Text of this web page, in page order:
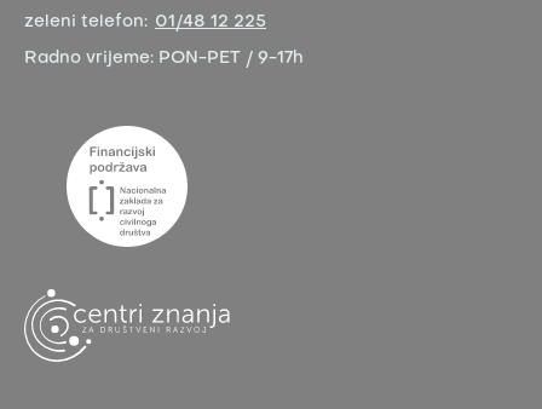
zeleni telefon: 01/48 12 225
Radno vrijeme: PON-PET / 9-17h